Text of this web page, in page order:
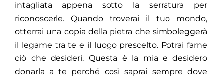
intagliata appena sotto la serratura per
riconoscerle. Quando troverai il tuo mondo,
otterrai una copia della pietra che simboleggerà
il legame tra te e il luogo prescelto. Potrai farne
ciò che desideri. Questa è la mia e desidero
donarla a te perché così saprai sempre dove